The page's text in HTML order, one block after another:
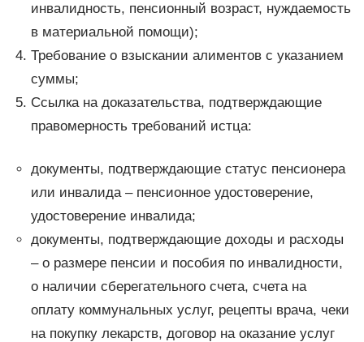
инвалидность, пенсионный возраст, нуждаемость
в материальной помощи);
Требование о взыскании алиментов с указанием
суммы;
Ссылка на доказательства, подтверждающие
правомерность требований истца:
документы, подтверждающие статус пенсионера
или инвалида – пенсионное удостоверение,
удостоверение инвалида;
документы, подтверждающие доходы и расходы
– о размере пенсии и пособия по инвалидности,
о наличии сберегательного счета, счета на
оплату коммунальных услуг, рецепты врача, чеки
на покупку лекарств, договор на оказание услуг